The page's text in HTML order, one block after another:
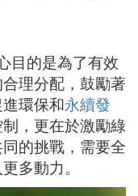
目的是為了有效
理分配，鼓勵著
環保和永續發
制，更在於激勵綠
的挑戰，需要全
多動力。